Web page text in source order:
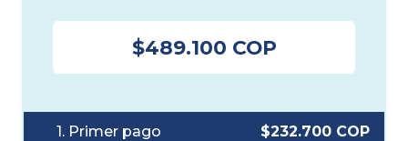
$489.100 COP
1. Primer pago $232.700 COP